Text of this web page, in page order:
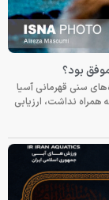
بود؟
سنی قهرمانی آسیا
همراه نداشت، ارزیابی